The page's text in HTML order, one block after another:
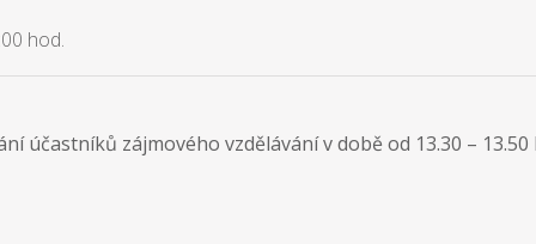
hod.
účastníků zájmového vzdělávání v době od 13.30 – 13.50